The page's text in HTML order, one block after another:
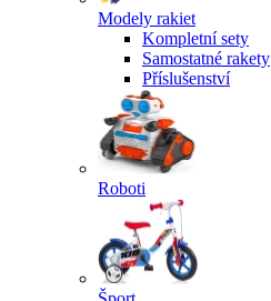
Modely rakiet
Kompletní sety
Samostatné rakety
Příslušenství
Roboti